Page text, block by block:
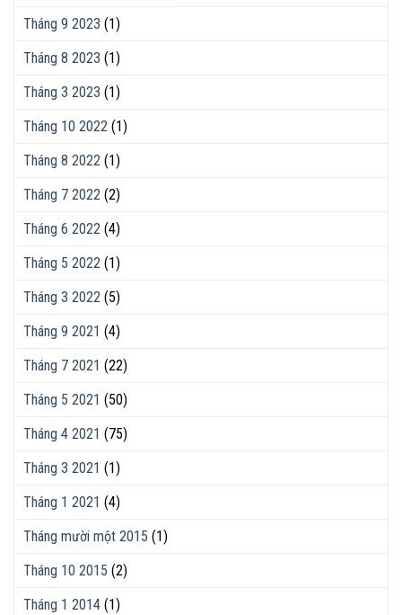
Tháng 9 2023 (1)
Tháng 8 2023 (1)
Tháng 3 2023 (1)
Tháng 10 2022 (1)
Tháng 8 2022 (1)
Tháng 7 2022 (2)
Tháng 6 2022 (4)
Tháng 5 2022 (1)
Tháng 3 2022 (5)
Tháng 9 2021 (4)
Tháng 7 2021 (22)
Tháng 5 2021 (50)
Tháng 4 2021 (75)
Tháng 3 2021 (1)
Tháng 1 2021 (4)
Tháng mười một 2015 (1)
Tháng 10 2015 (2)
Tháng 1 2014 (1)